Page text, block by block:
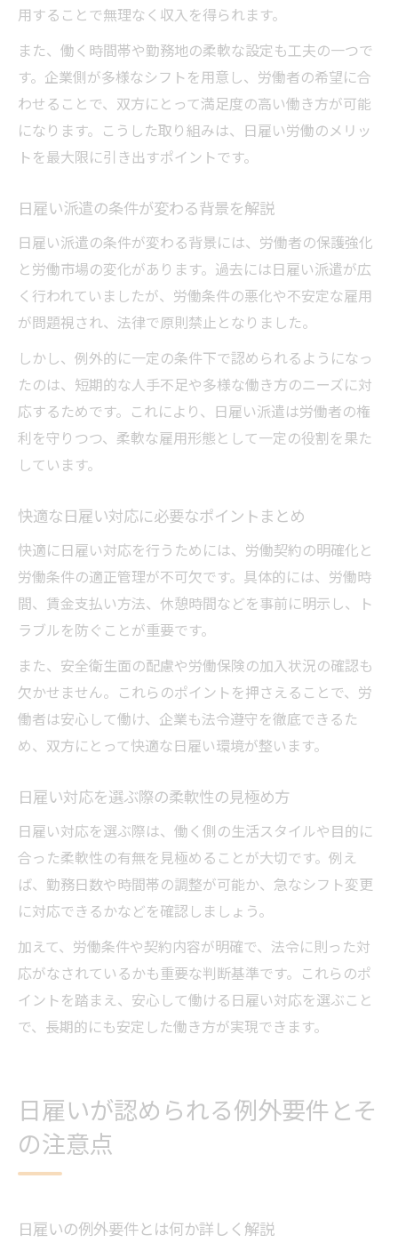
用することで無理なく収入を得られます。
また、働く時間帯や勤務地の柔軟な設定も工夫の一つで
す。企業側が多様なシフトを用意し、労働者の希望に合
わせることで、双方にとって満足度の高い働き方が可能
になります。こうした取り組みは、日雇い労働のメリッ
トを最大限に引き出すポイントです。
日雇い派遣の条件が変わる背景を解説
日雇い派遣の条件が変わる背景には、労働者の保護強化
と労働市場の変化があります。過去には日雇い派遣が広
く行われていましたが、労働条件の悪化や不安定な雇用
が問題視され、法律で原則禁止となりました。
しかし、例外的に一定の条件下で認められるようになっ
たのは、短期的な人手不足や多様な働き方のニーズに対
応するためです。これにより、日雇い派遣は労働者の権
利を守りつつ、柔軟な雇用形態として一定の役割を果た
しています。
快適な日雇い対応に必要なポイントまとめ
快適に日雇い対応を行うためには、労働契約の明確化と
労働条件の適正管理が不可欠です。具体的には、労働時
間、賃金支払い方法、休憩時間などを事前に明示し、ト
ラブルを防ぐことが重要です。
また、安全衛生面の配慮や労働保険の加入状況の確認も
欠かせません。これらのポイントを押さえることで、労
働者は安心して働け、企業も法令遵守を徹底できるた
め、双方にとって快適な日雇い環境が整います。
日雇い対応を選ぶ際の柔軟性の見極め方
日雇い対応を選ぶ際は、働く側の生活スタイルや目的に
合った柔軟性の有無を見極めることが大切です。例え
ば、勤務日数や時間帯の調整が可能か、急なシフト変更
に対応できるかなどを確認しましょう。
加えて、労働条件や契約内容が明確で、法令に則った対
応がなされているかも重要な判断基準です。これらのポ
イントを踏まえ、安心して働ける日雇い対応を選ぶこと
で、長期的にも安定した働き方が実現できます。
日雇いが認められる例外要件とそ
の注意点
日雇いの例外要件とは何か詳しく解説